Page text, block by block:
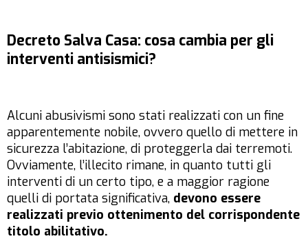
Decreto Salva Casa: cosa cambia per gli
interventi antisismici?
Alcuni abusivismi sono stati realizzati con un fine
apparentemente nobile, ovvero quello di mettere in
sicurezza l’abitazione, di proteggerla dai terremoti.
Ovviamente, l’illecito rimane, in quanto tutti gli
interventi di un certo tipo, e a maggior ragione
quelli di portata significativa, devono essere
realizzati previo ottenimento del corrispondente
titolo abilitativo.